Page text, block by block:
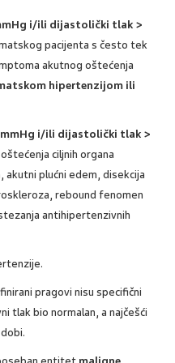
i/ili dijastolički tlak >
pacijenta s često tek
akutnog oštećenja
hipertenzijom ili
i/ili dijastolički tlak >
ciljnih organa
plućni edem, disekcija
rebound fenomen
antihipertenzivnih
pragovi nisu specifični
tlak bio normalan, a najčešći